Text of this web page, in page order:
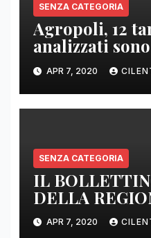
SENZA CATEGORIA
Agropoli, 12
analizzati
APR 7, 2020
SENZA CATEGORIA
IL
DELLA
DELLE ORE
APR 7, 2020